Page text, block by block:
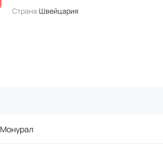
Страна:Швейцария
Монурал